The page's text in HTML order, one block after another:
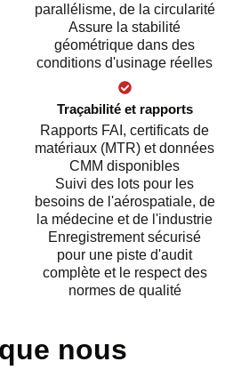
parallélisme, de la circularité
Assure la stabilité
géométrique dans des
conditions d'usinage réelles
Traçabilité et rapports
Rapports FAI, certificats de
matériaux (MTR) et données
CMM disponibles
Suivi des lots pour les
besoins de l'aérospatiale, de
la médecine et de l'industrie
Enregistrement sécurisé
pour une piste d'audit
complète et le respect des
normes de qualité
nous